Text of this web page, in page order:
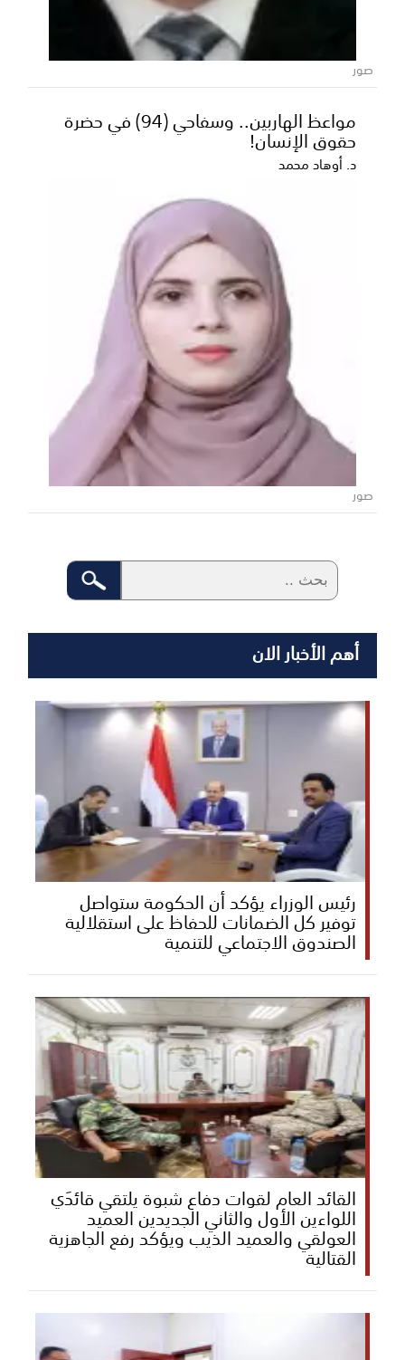
المحافظ بن الوزير يناقش مع نيابة الاستئناف
وشرطة محافظة شبوة مستوى التنسيق
المشترك ويؤكد تعزيز سيادة القانون
ناقش محافظ محافظة شبوة رئيس المجلس المحلي،
عوض محمد بن الوزير، اليوم، مع رئيس نيابة استئناف
صور
مواعظ الهاربين.. وسفاحي (94) في حضرة
حقوق الإنسان!
د. أوهاد محمد
صور
أهم الأخبار الان
رئيس الوزراء يؤكد أن الحكومة ستواصل
توفير كل الضمانات للحفاظ على استقلالية
الصندوق الاجتماعي للتنمية
القائد العام لقوات دفاع شبوة يلتقي قائدَي
اللواءين الأول والثاني الجديدين العميد
العولقي والعميد الذيب ويؤكد رفع الجاهزية
القتالية